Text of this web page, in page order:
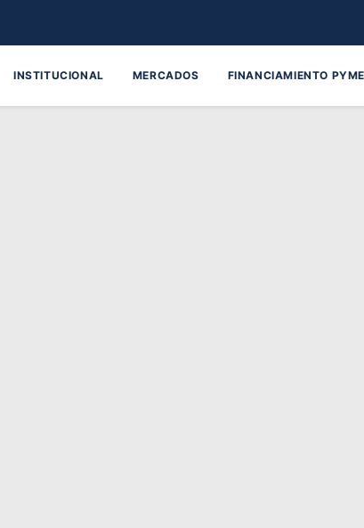
INSTITUCIONAL MERCADOS FINANCIAMIENTO PYME